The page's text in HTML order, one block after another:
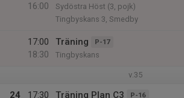
16:00
Sydöstra Höst (3, pojk)
Tingbyskans 3, Smedby
17:00
18:30
Träning P-17
Tingbyskans
v.35
24 17:30 Träning Plan C3 P-16